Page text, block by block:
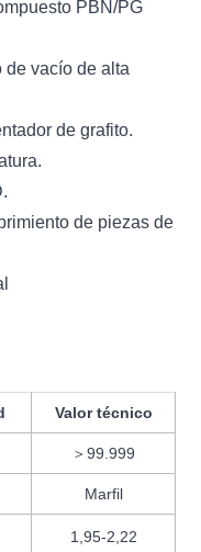
PBN/PG
de vacío de alta
de grafito.
de piezas de
Valor técnico
＞99.999
Marfil
1,95-2,22